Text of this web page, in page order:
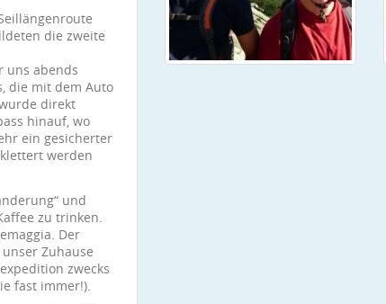
die zweite
uns abends
die mit dem Auto
direkt
hinauf, wo
ein gesicherter
werden
und
zu trinken.
Der
Zuhause
zwecks
fast immer!).